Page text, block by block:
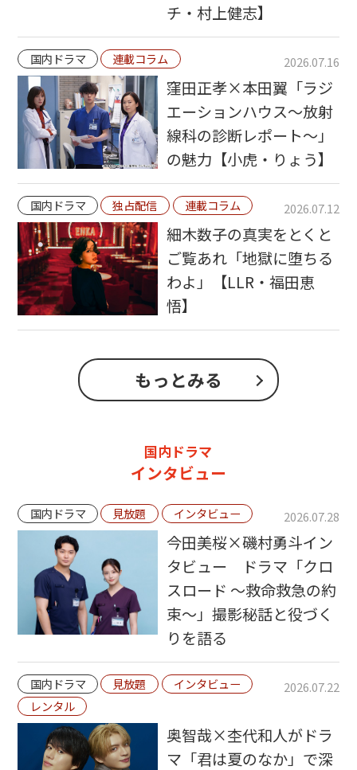
チ・村上健志】
国内ドラマ 連載コラム 2026.07.16
窪田正孝×本田翼「ラジ
エーションハウス〜放射
線科の診断レポート〜」
の魅力【小虎・りょう】
国内ドラマ 独占配信 連載コラム 2026.07.12
細木数子の真実をとくと
ご覧あれ「地獄に堕ちる
わよ」【LLR・福田恵
悟】
もっとみる
国内ドラマ
インタビュー
国内ドラマ 見放題 インタビュー 2026.07.28
今田美桜×磯村勇斗イン
タビュー ドラマ「クロ
スロード ～救命救急の約
束～」撮影秘話と役づく
りを語る
国内ドラマ 見放題
インタビュー
レンタル
2026.07.22
奥智哉×杢代和人がドラ
マ「君は夏のなか」で深